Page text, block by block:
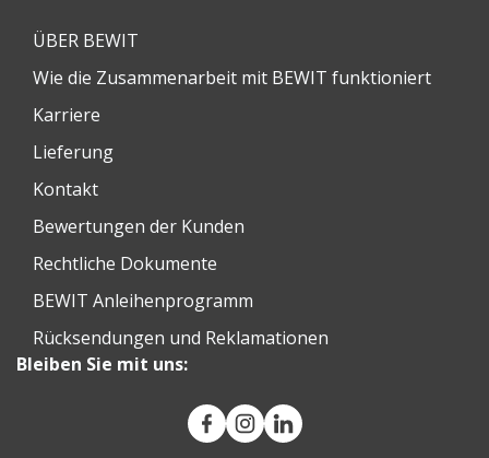
ÜBER BEWIT
Wie die Zusammenarbeit mit BEWIT funktioniert
Karriere
Lieferung
Kontakt
Bewertungen der Kunden
Rechtliche Dokumente
BEWIT Anleihenprogramm
Rücksendungen und Reklamationen
Bleiben Sie mit uns: